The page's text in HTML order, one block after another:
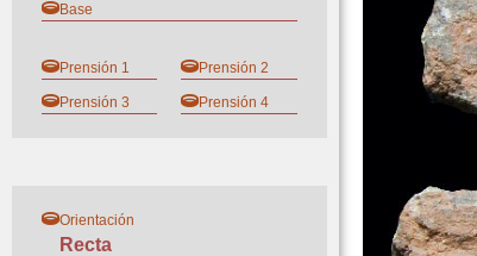
Base
Prensión 1 Prensión 2
Prensión 3 Prensión 4
Orientación
Recta